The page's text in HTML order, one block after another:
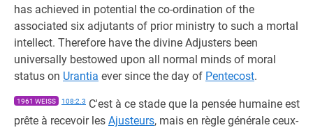
has achieved in potential the co-ordination of the
associated six adjutants of prior ministry to such a mortal
intellect. Therefore have the divine Adjusters been
universally bestowed upon all normal minds of moral
status on Urantia ever since the day of Pentecost.
1961 WEISS 108:2.3 C'est à ce stade que la pensée humaine est
prête à recevoir les Ajusteurs, mais en règle générale ceux-